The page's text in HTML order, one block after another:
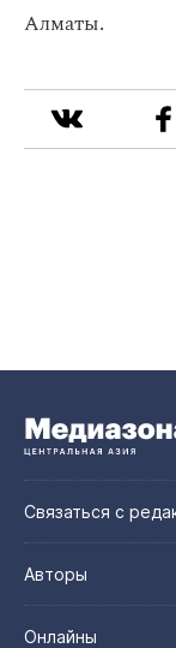
Алматы.
Связаться с
Авторы
Онлайны